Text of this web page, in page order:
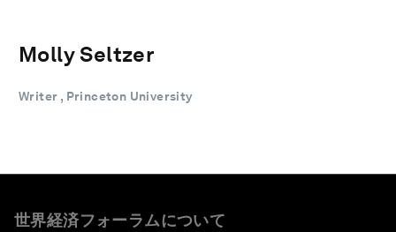
Molly Seltzer
Writer , Princeton University
世界経済フォーラムについて